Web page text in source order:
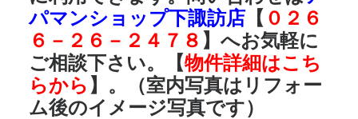
パマンショップ下諏訪店 【 ０２６
６－２６－２４７８ 】へお気軽に
ご相談下さい。【物件詳細はこち
らから 】。（室内写真はリフォー
ム後のイメージ写真です）